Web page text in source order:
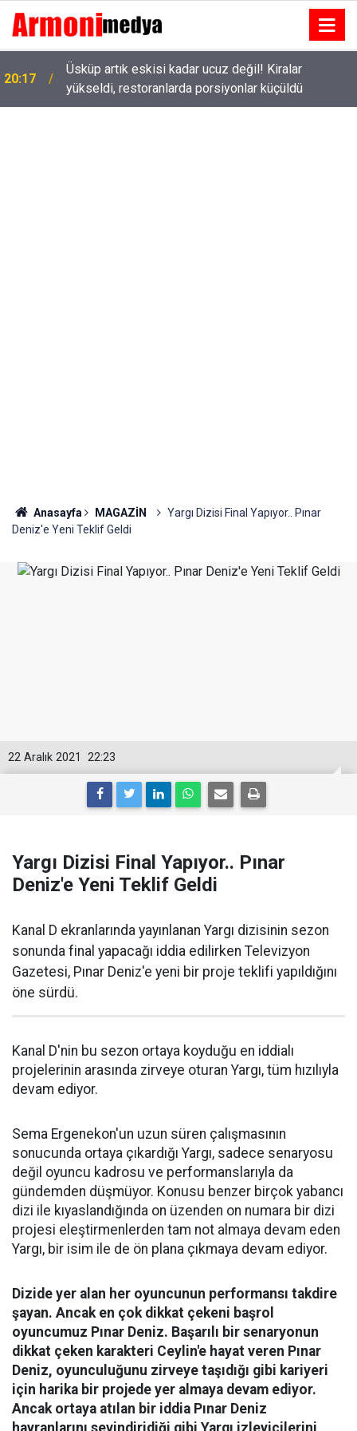
20:17
Üsküp artık eskisi kadar ucuz değil! Kiralar
yükseldi, restoranlarda porsiyonlar küçüldü
18:53
Tolga Sarıtaş veda ediyor mu? Yeni sezon kararı
belli oldu
Anasayfa MAGAZİN
Yargı Dizisi Final Yapıyor.. Pınar
Deniz'e Yeni Teklif Geldi
22:23
22 Aralık 2021
Yargı Dizisi Final Yapıyor.. Pınar
Deniz'e Yeni Teklif Geldi
Kanal D ekranlarında yayınlanan Yargı dizisinin sezon
sonunda final yapacağı iddia edilirken Televizyon
Gazetesi, Pınar Deniz'e yeni bir proje teklifi yapıldığını
öne sürdü.
Kanal D'nin bu sezon ortaya koyduğu en iddialı
projelerinin arasında zirveye oturan Yargı, tüm hızılıyla
devam ediyor.
Sema Ergenekon'un uzun süren çalışmasının
sonucunda ortaya çıkardığı Yargı, sadece senaryosu
değil oyuncu kadrosu ve performanslarıyla da
gündemden düşmüyor. Konusu benzer birçok yabancı
dizi ile kıyaslandığında on üzenden on numara bir dizi
projesi eleştirmenlerden tam not almaya devam eden
Yargı, bir isim ile de ön plana çıkmaya devam ediyor.
Dizide yer alan her oyuncunun performansı takdire
şayan. Ancak en çok dikkat çekeni başrol
oyuncumuz Pınar Deniz. Başarılı bir senaryonun
dikkat çeken karakteri Ceylin'e hayat veren Pınar
Deniz, oyunculuğunu zirveye taşıdığı gibi kariyeri
için harika bir projede yer almaya devam ediyor.
Ancak ortaya atılan bir iddia Pınar Deniz
hayranlarını sevindiridiği gibi Yargı izleyicilerini